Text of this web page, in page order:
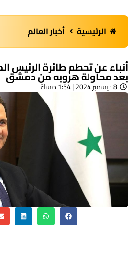
الرئيسية أخبار العالم
أنباء عن تحطم طائرة الرئيس
بعد محاولة هروبه من دمشق
8 ديسمبر 2024 | 1:54 مساءً